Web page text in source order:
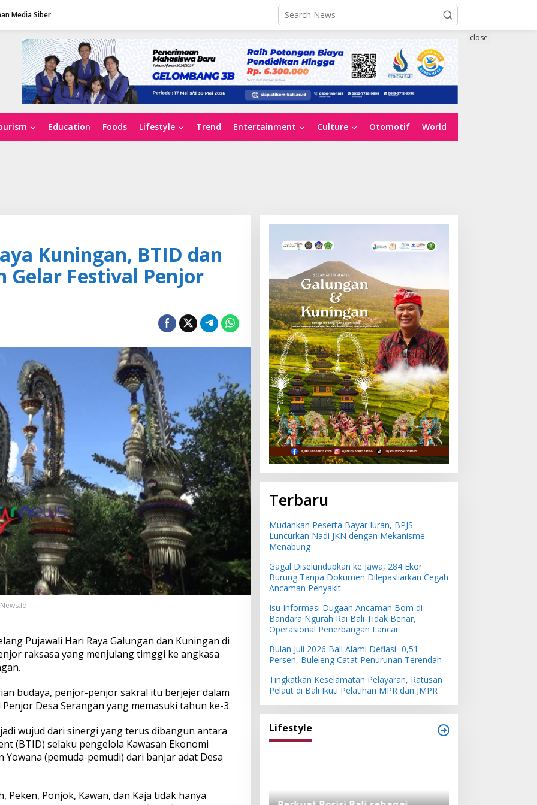
Media Siber
Education Foods Lifestyle Trend Entertainment Culture Otomotif World
close
Kuningan, BTID dan
Gelar Festival Penjor
Pujawali Hari Raya Galungan dan Kuningan di
raksasa yang menjulang timggi ke angkasa
budaya, penjor-penjor sakral itu berjejer dalam
Desa Serangan yang memasuki tahun ke-3.
wujud dari sinergi yang terus dibangun antara
(BTID) selaku pengelola Kawasan Ekonomi
Yowana (pemuda-pemudi) dari banjar adat Desa
Peken, Ponjok, Kawan, dan Kaja tidak hanya
Terbaru
Mudahkan Peserta Bayar Iuran, BPJS
Luncurkan Nadi JKN dengan Mekanisme
Menabung
Gagal Diselundupkan ke Jawa, 284 Ekor
Burung Tanpa Dokumen Dilepasliarkan Cegah
Ancaman Penyakit
Isu Informasi Dugaan Ancaman Bom di
Bandara Ngurah Rai Bali Tidak Benar,
Operasional Penerbangan Lancar
Bulan Juli 2026 Bali Alami Deflasi -0,51
Persen, Buleleng Catat Penurunan Terendah
Tingkatkan Keselamatan Pelayaran, Ratusan
Pelaut di Bali Ikuti Pelatihan MPR dan JMPR
Lifestyle